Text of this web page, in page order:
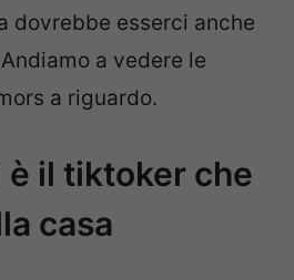
dovrebbe esserci anche
a vedere le
a riguardo.
è il tiktoker che
casa